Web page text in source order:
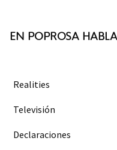
EN POPROSA
Realities
Televisión
Declaraciones